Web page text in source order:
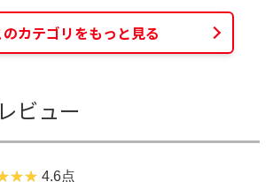
のカテゴリをもっと見る
ビュー
4.6点